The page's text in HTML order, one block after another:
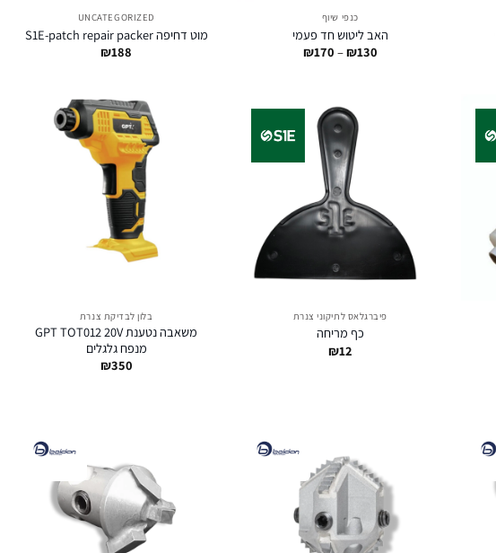
כנפי שיוף
האב ליטוש חד פעמי
₪130
–
₪170 טווח
UNCATEGORIZED
מוט דחיפה S1E-patch repair packer
₪188
פיברגלאס לתיקוני צנרת
כף מריחה
₪12
בלון לבדיקת צנרת
משאבה נטענת GPT TOT012 20V
מנפח גלגלים
₪350